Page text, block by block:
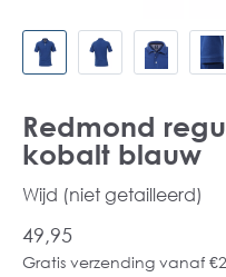
Redmond
kobalt blauw
Wijd (niet getailleerd)
49,95
Gratis verzending vanaf